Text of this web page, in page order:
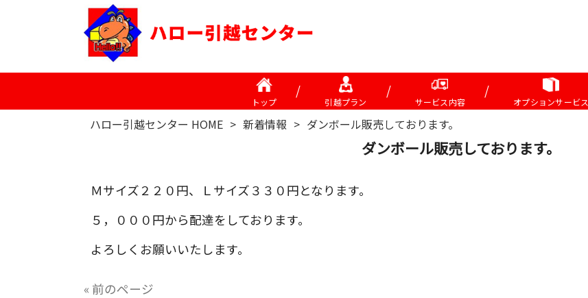
トップ 引越プラン サービス内容 オプションサービス
ハロー引越センター HOME > 新着情報 > ダンボール販売しております。
ダンボール販売しております。
Ｍサイズ２２０円、Ｌサイズ３３０円となります。
５，０００円から配達をしております。
よろしくお願いいたします。
« 前のページ